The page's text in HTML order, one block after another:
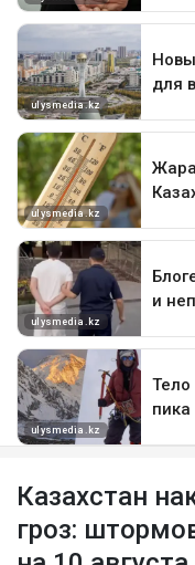
Казахстан
гроз: